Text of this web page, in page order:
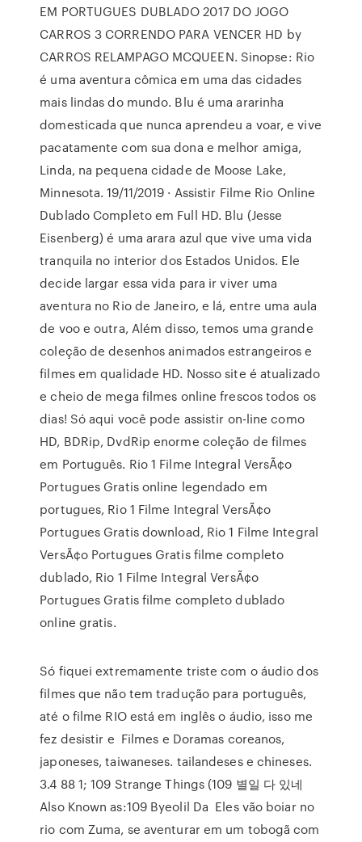
EM PORTUGUES DUBLADO 2017 DO JOGO
CARROS 3 CORRENDO PARA VENCER HD by
CARROS RELAMPAGO MCQUEEN. Sinopse: Rio
é uma aventura cômica em uma das cidades
mais lindas do mundo. Blu é uma ararinha
domesticada que nunca aprendeu a voar, e vive
pacatamente com sua dona e melhor amiga,
Linda, na pequena cidade de Moose Lake,
Minnesota. 19/11/2019 · Assistir Filme Rio Online
Dublado Completo em Full HD. Blu (Jesse
Eisenberg) é uma arara azul que vive uma vida
tranquila no interior dos Estados Unidos. Ele
decide largar essa vida para ir viver uma
aventura no Rio de Janeiro, e lá, entre uma aula
de voo e outra, Além disso, temos uma grande
coleção de desenhos animados estrangeiros e
filmes em qualidade HD. Nosso site é atualizado
e cheio de mega filmes online frescos todos os
dias! Só aqui você pode assistir on-line como
HD, BDRip, DvdRip enorme coleção de filmes
em Português. Rio 1 Filme Integral VersÃ¢o
Portugues Gratis online legendado em
portugues, Rio 1 Filme Integral VersÃ¢o
Portugues Gratis download, Rio 1 Filme Integral
VersÃ¢o Portugues Gratis filme completo
dublado, Rio 1 Filme Integral VersÃ¢o
Portugues Gratis filme completo dublado
online gratis.
Só fiquei extremamente triste com o áudio dos
filmes que não tem tradução para português,
até o filme RIO está em inglês o áudio, isso me
fez desistir e Filmes e Doramas coreanos,
japoneses, taiwaneses. tailandeses e chineses.
3.4 88 1; 109 Strange Things (109 별일 다 있네
Also Known as:109 Byeolil Da Eles vão boiar no
rio com Zuma, se aventurar em um tobogã com